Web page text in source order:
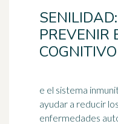
PREVENIR
COGNITIVO
e el sistema inmunitario. Así, el té
ayudar a reducir
enfermedades